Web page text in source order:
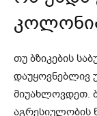
თუ ბზიკების
დაუყოვნებლივ
მიუახლოვდეთ.
აგრესიულობის